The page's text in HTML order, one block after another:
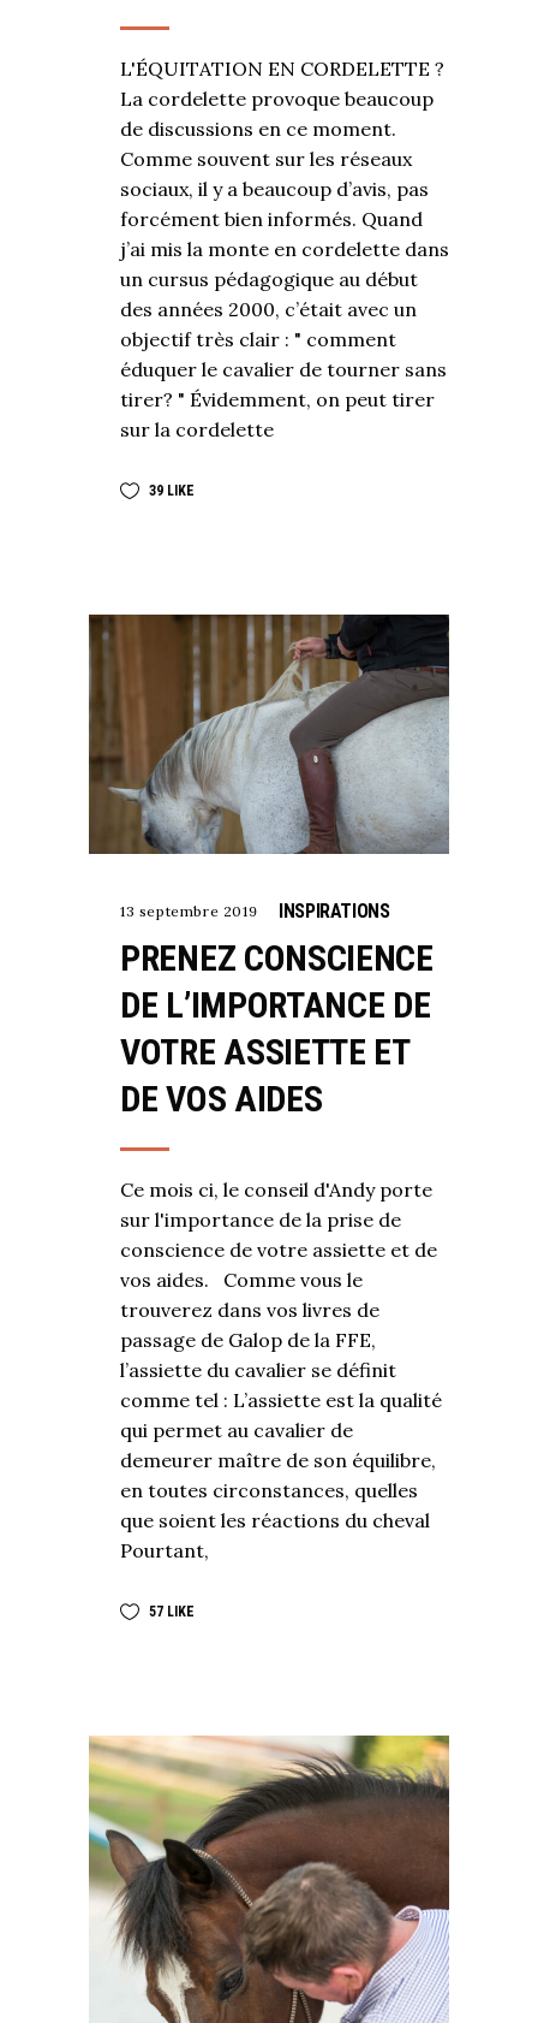
L'ÉQUITATION EN CORDELETTE ?
La cordelette provoque beaucoup
de discussions en ce moment.
Comme souvent sur les réseaux
sociaux, il y a beaucoup d’avis, pas
forcément bien informés. Quand
j’ai mis la monte en cordelette dans
un cursus pédagogique au début
des années 2000, c’était avec un
objectif très clair : " comment
éduquer le cavalier de tourner sans
tirer? " Évidemment, on peut tirer
sur la cordelette
39 LIKE
13 septembre 2019 INSPIRATIONS
PRENEZ CONSCIENCE
DE L’IMPORTANCE DE
VOTRE ASSIETTE ET
DE VOS AIDES
Ce mois ci, le conseil d'Andy porte
sur l'importance de la prise de
conscience de votre assiette et de
vos aides. Comme vous le
trouverez dans vos livres de
passage de Galop de la FFE,
l’assiette du cavalier se définit
comme tel : L’assiette est la qualité
qui permet au cavalier de
demeurer maître de son équilibre,
en toutes circonstances, quelles
que soient les réactions du cheval
Pourtant,
57 LIKE